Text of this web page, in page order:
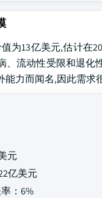
为13亿美元,估计在
、流动性受限和退
力而闻名,因此需求
元
亿美元
：6%